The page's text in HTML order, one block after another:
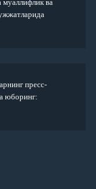
муаллифлик ва
пресс-
юборинг: